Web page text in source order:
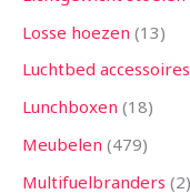
Losse hoezen 13
Luchtbed accessoires
Lunchboxen 18
Meubelen 479
Multifuelbranders 2